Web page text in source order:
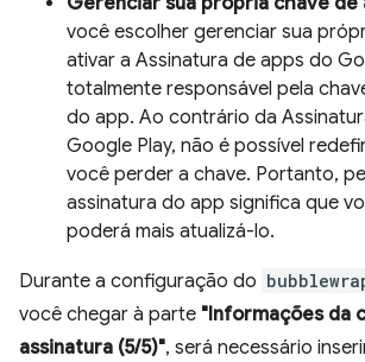
você escolher gerenciar sua
ativar a Assinatura de apps do
totalmente responsável pela
do app. Ao contrário da
Google Play, não é possível
você perder a chave. Portanto,
assinatura do app significa que
poderá mais atualizá-lo.
Durante a configuração do
você chegar à parte "Informações da
assinatura (5/5)", será necessário